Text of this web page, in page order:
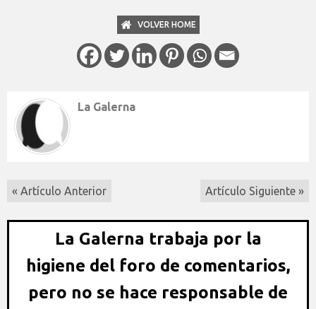
VOLVER HOME
La Galerna
« Artículo Anterior Artículo Siguiente »
La Galerna trabaja por la
higiene del foro de comentarios,
pero no se hace responsable de